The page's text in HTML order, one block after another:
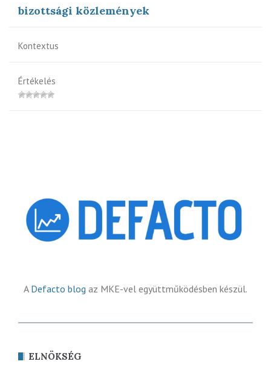
bizottsági közlemények
Kontextus
Értékelés
A Defacto blog az MKE-vel együttműködésben készül.
ELNÖKSÉG